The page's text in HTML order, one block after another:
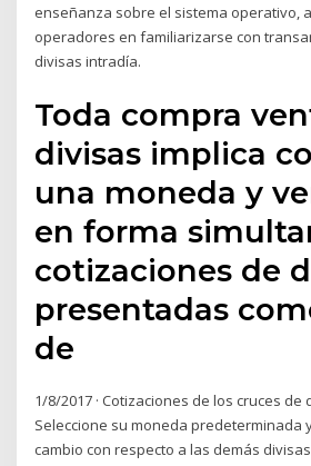
enseñanza sobre el sistema operativo,
operadores en familiarizarse con
divisas intradía.
Toda compra
divisas implica
una moneda y
en forma
cotizaciones de
presentadas
de
1/8/2017 · Cotizaciones de los cruces
Seleccione su moneda predeterminada
cambio con respecto a las demás